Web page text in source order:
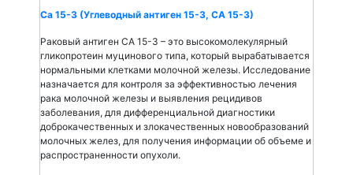
Са 15-3 (Углеводный антиген 15-3, СА 15-3)
Раковый антиген СА 15-3 – это высокомолекулярный
гликопротеин муцинового типа, который вырабатывается
нормальными клетками молочной железы. Исследование
назначается для контроля за эффективностью лечения
рака молочной железы и выявления рецидивов
заболевания, для дифференциальной диагностики
доброкачественных и злокачественных новообразований
молочных желез, для получения информации об объеме и
распространенности опухоли.